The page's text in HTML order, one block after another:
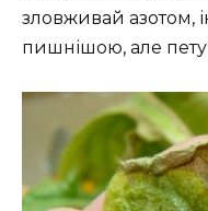
зловживай азотом,
пишнішою, але